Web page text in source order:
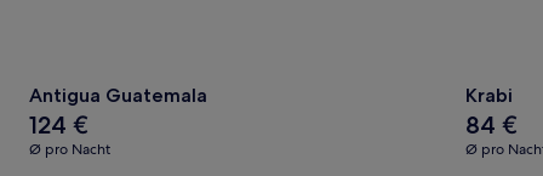
Antigua Guatemala
Der
Durchschnittspreis
pro
124 €
Ø pro Nacht
Krabi
Der
pro
84 €
Ø pro